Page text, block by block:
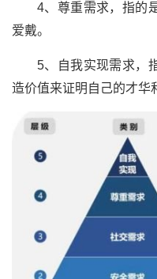
4、尊重需求，指的
爱戴。
5、自我实现需求，
造价值来证明自己的才华